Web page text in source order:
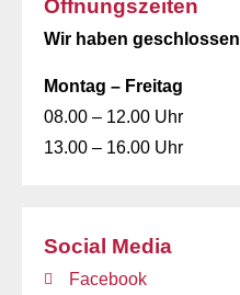
Öffnungszeiten
Wir haben geschlossen
Montag – Freitag
08.00 – 12.00 Uhr
13.00 – 16.00 Uhr
Social Media
Facebook